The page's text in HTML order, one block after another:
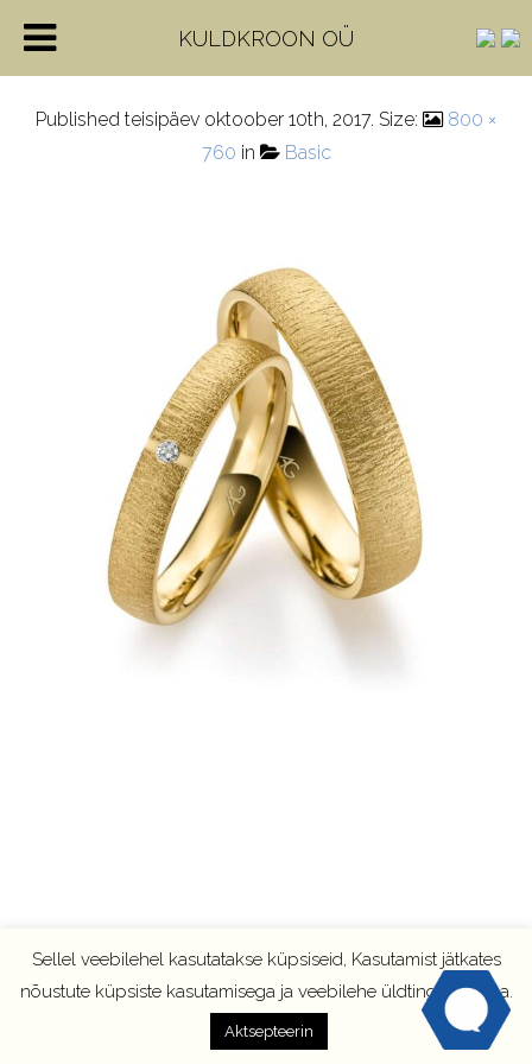
4-28701-3,5
Published teisipäev oktoober 10th, 2017. Size:
800 ×
760 in Basic
Sellel veebilehel kasutatakse küpsiseid, Kasutamist jätkates
nõustute küpsiste kasutamisega ja veebilehe üldtingimustega.
Aktsepteerin
KULDKROON OÜ